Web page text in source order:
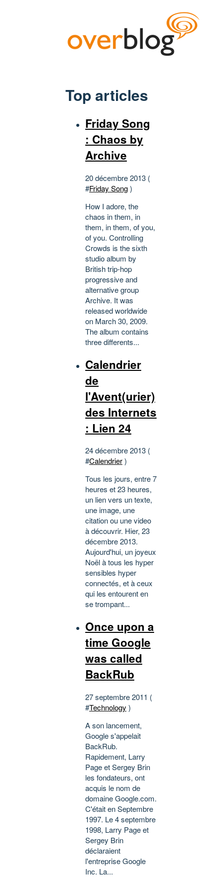
Top articles
Friday Song
: Chaos by
Archive
20 décembre 2013 (
#Friday Song)
How I adore, the
chaos in them, in
them, in them, of you,
of you. Controlling
Crowds is the sixth
studio album by
British trip-hop
progressive and
alternative group
Archive. It was
released worldwide
on March 30, 2009.
The album contains
three differents...
Calendrier
de
l'Avent(urier)
des Internets
: Lien 24
24 décembre 2013 (
#Calendrier)
Tous les jours, entre 7
heures et 23 heures,
un lien vers un texte,
une image, une
citation ou une video
à découvrir. Hier, 23
décembre 2013.
Aujourd'hui, un joyeux
Noël à tous les hyper
sensibles hyper
connectés, et à ceux
qui les entourent en
se trompant...
Once upon a
time Google
was called
BackRub
27 septembre 2011 (
#Technology )
A son lancement,
Google s'appelait
BackRub.
Rapidement, Larry
Page et Sergey Brin
les fondateurs, ont
acquis le nom de
domaine Google.com.
C'était en Septembre
1997. Le 4 septembre
1998, Larry Page et
Sergey Brin
déclaraient
l'entreprise Google
Inc. La...